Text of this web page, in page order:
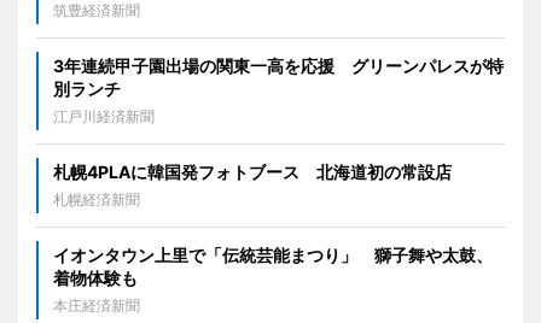
筑豊経済新聞
3年連続甲子園出場の関東一高を応援 グリーンパレスが特
別ランチ
江戸川経済新聞
札幌4PLAに韓国発フォトブース 北海道初の常設店
札幌経済新聞
イオンタウン上里で「伝統芸能まつり」 獅子舞や太鼓、
着物体験も
本庄経済新聞